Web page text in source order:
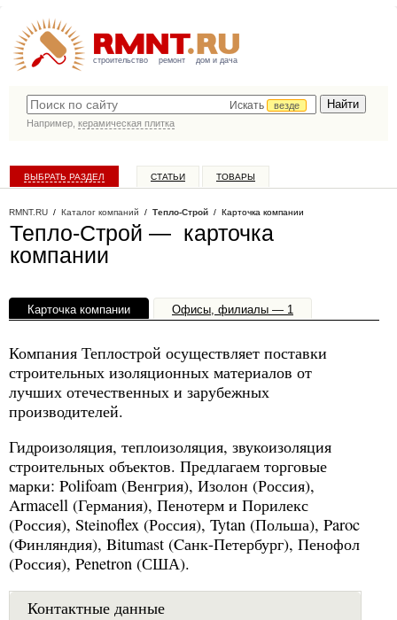
строительство ремонт дом и дача
Искать
везде
Например, керамическая плитка
ВЫБРАТЬ РАЗДЕЛ СТАТЬИ ТОВАРЫ
RMNT.RU / Каталог компаний / Тепло-Строй / Карточка компании
Тепло-Строй — карточка
компании
Карточка компании Офисы, филиалы — 1
Компания Теплострой осуществляет поставки
строительных изоляционных материалов от
лучших отечественных и зарубежных
производителей.
Гидроизоляция, теплоизоляция, звукоизоляция
строительных объектов. Предлагаем торговые
марки: Polifoam (Венгрия), Изолон (Россия),
Armacell (Германия), Пенотерм и Порилекс
(Россия), Steinoflex (Россия), Tytan (Польша), Paroc
(Финляндия), Bitumast (Cанк-Петербург), Пенофол
(Россия), Penetron (США).
Контактные данные